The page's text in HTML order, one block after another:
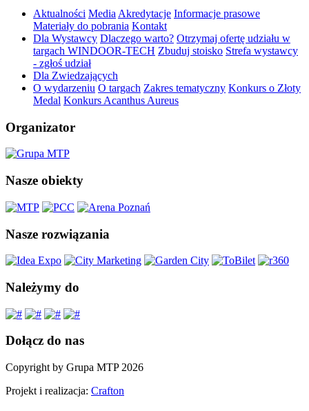
Aktualności Media Akredytacje Informacje prasowe
Materiały do pobrania Kontakt
Dla Wystawcy Dlaczego warto? Otrzymaj ofertę udziału w
targach WINDOOR-TECH Zbuduj stoisko Strefa wystawcy
- zgłoś udział
Dla Zwiedzających
O wydarzeniu O targach Zakres tematyczny Konkurs o Złoty
Medal Konkurs Acanthus Aureus
Organizator
Nasze obiekty
Nasze rozwiązania
Należymy do
Dołącz do nas
Copyright by Grupa MTP 2026
Projekt i realizacja: Crafton